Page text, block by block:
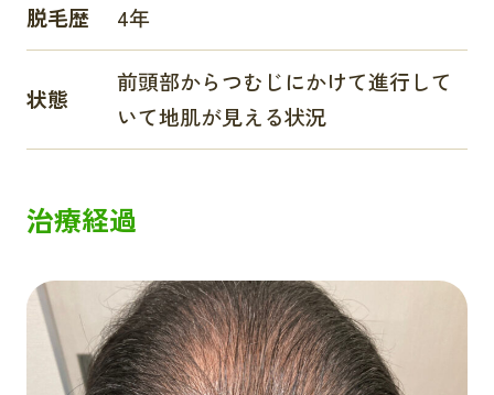
脱毛歴 4年
状態
前頭部からつむじにかけて進行して
いて地肌が見える状況
治療経過